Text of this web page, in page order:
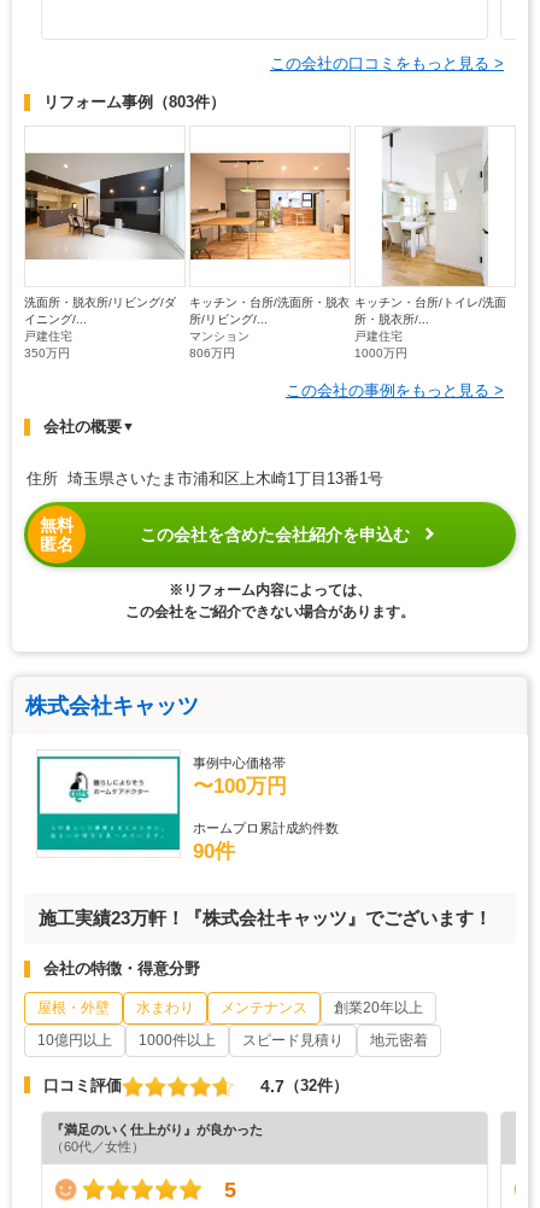
この会社の口コミをもっと見る >
リフォーム事例 （803件）
洗面所・脱衣所/リビング/ダ
イニング/...
戸建住宅
350万円
キッチン・台所/洗面所・脱衣
所/リビング/...
マンション
806万円
キッチン・台所/トイレ/洗面
所・脱衣所/...
戸建住宅
1000万円
この会社の事例をもっと見る >
会社の概要▼
住所 埼玉県さいたま市浦和区上木崎1丁目13番1号
無料
匿名
この会社を含めた会社紹介を申込む
※リフォーム内容によっては、
この会社をご紹介できない場合があります。
株式会社キャッツ
事例中心価格帯
〜100万円
ホームプロ累計成約件数
90件
施工実績23万軒！『株式会社キャッツ』でございます！
会社の特徴・得意分野
屋根・外壁 水まわり メンテナンス
創業20年以上
10億円以上
1000件以上 スピード見積り 地元密着
口コミ評価 4.7 （32件）
『満足のいく仕上がり』が良かった
（60代／女性）
5